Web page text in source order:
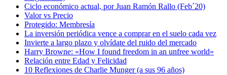
Ciclo económico actual, por Juan Ramón Rallo (Feb´20)
Valor vs Precio
Protegido: Membresía
La inversión periódica vence a comprar en el suelo cada vez
Invierte a largo plazo y olvídate del ruido del mercado
Harry Browne: «How I found freedom in an unfree world»
Relación entre Edad y Felicidad
10 Reflexiones de Charlie Munger (a sus 96 años)